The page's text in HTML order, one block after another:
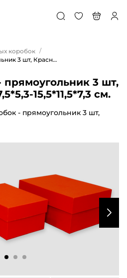
коробок /
Набор коробок - прямоугольник 3 шт, Красный 6, 11,5*7,5*5,3-15,5*11,5*7,3 см.
прямоугольник 3 шт,
15,5*11,5*7,3 см.
- прямоугольник 3 шт,